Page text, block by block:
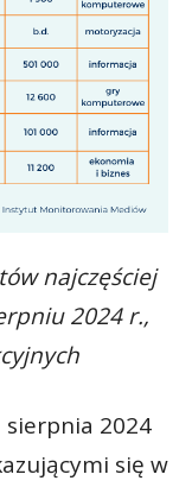
najczęściej
2024 r.,
sierpnia 2024
się w